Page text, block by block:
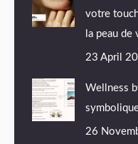
votre
la peau
23 April
Wellness
26